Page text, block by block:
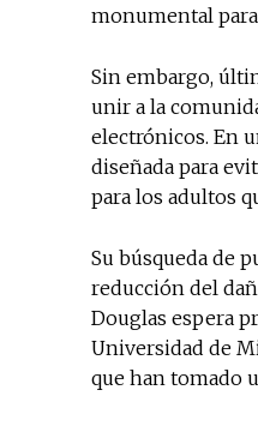
monumental
Sin embargo,
unir a la
electrónicos. En
diseñada para
para los adultos
Su búsqueda de
reducción del
Douglas espera
Universidad de
que han tomado